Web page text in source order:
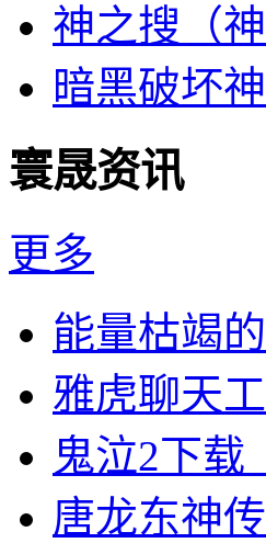
神之搜（
暗黑破坏
寰晟资讯
更多
能量枯竭
雅虎聊天
鬼泣2下载
唐龙东神